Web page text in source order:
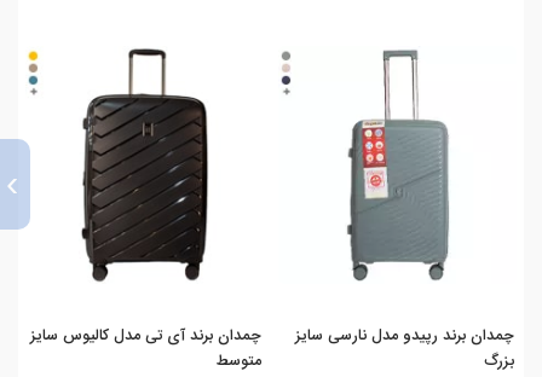
چمدان برند رپیدو مدل نارسی سایز
بزرگ
چمدان برند آی تی مدل کالیوس سایز
متوسط
›